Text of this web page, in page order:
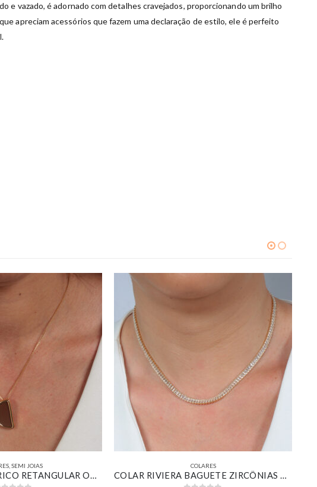
e vazado, é adornado com detalhes cravejados, proporcionando um brilho
apreciam acessórios que fazem uma declaração de estilo, ele é perfeito
SEMI JOIAS
COLAR GEOMÉTRICO RETANGULAR ORGÂNICO RESINADO MARROM BANHADO EM OURO 18K
COLARES
COLAR RIVIERA BAGUETE ZIRCÔNIAS CRISTAL BANHADO EM OURO 18K